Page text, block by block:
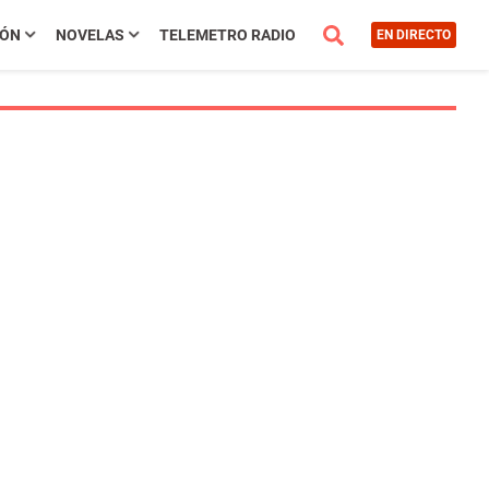
NOVELAS TELEMETRO RADIO EN DIRECTO